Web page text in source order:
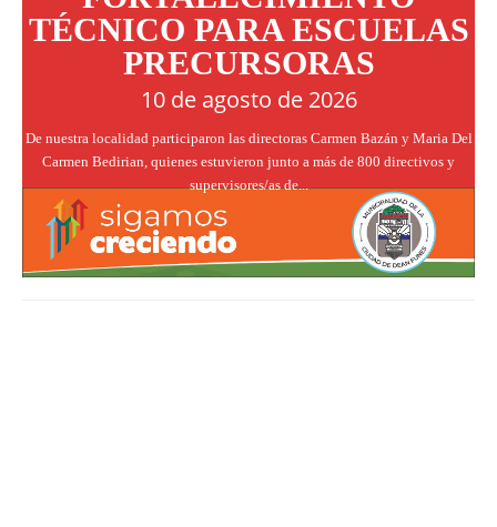
TÉCNICO PARA ESCUELAS
PRECURSORAS
10 de agosto de 2026
De nuestra localidad participaron las directoras Carmen Bazán y Maria Del
Carmen Bedirian, quienes estuvieron junto a más de 800 directivos y
supervisores/as de...